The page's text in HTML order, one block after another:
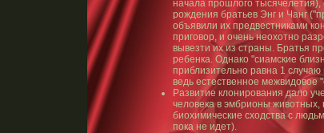
начала прошлого
рождения братьев Энг и Чанг
объявили их предвестниками
приговор, и очень неохотно
вывезти их из страны. Братья
ребенка. Однако "сиамские
приблизительно равна 1
ведь естественное межвидовое
Развитие клонирования дало
человека в эмбрионы
биохимические сходства с
пока не идет).